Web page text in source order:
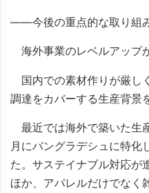
――今後の重点的な取り組み
海外事業のレベルアップ
国内での素材作りが厳し
調達をカバーする生産背景
最近では海外で築いた生
月にバングラデシュに特化
た。サステイナブル対応が
ほか、アパレルだけでなく